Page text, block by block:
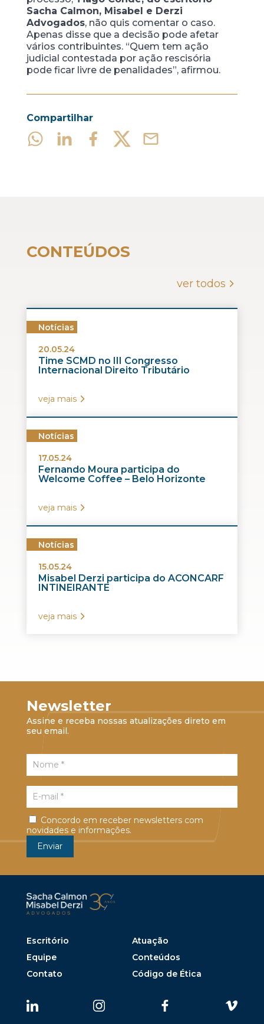
Sacha Calmon, Misabel e Derzi
Advogados, não quis comentar o caso.
Apenas disse que a decisão pode afetar
vários contribuintes. “Quem tem ação
judicial contestada por ação rescisória
pode ficar livre de penalidades”, afirmou.
Compartilhar
CONTEÚDOS
ver todos
Notícias
20.05.24
Time SCMD no III Congresso
Internacional Direito Tributário
veja mais
Notícias
17.05.24
Fernando Moura participa do
Welcome Coffee – Belo Horizonte
veja mais
Notícias
15.05.24
Misabel Derzi participa do ACONCARF
INTINEIRANTE
veja mais
Newsletter
Assine e receba nossas atualizações direto em
seu email.
Concordo em receber newsletters com
novidades e informações.
Escritório
Atuação
Equipe
Conteúdos
Contato
Código de Ética